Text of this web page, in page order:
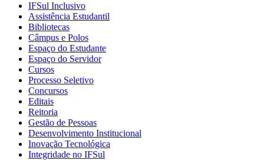
IFSul Inclusivo
Assistência Estudantil
Bibliotecas
Câmpus e Polos
Espaço do Estudante
Espaço do Servidor
Cursos
Processo Seletivo
Concursos
Editais
Reitoria
Gestão de Pessoas
Desenvolvimento Institucional
Inovação Tecnológica
Integridade no IFSul